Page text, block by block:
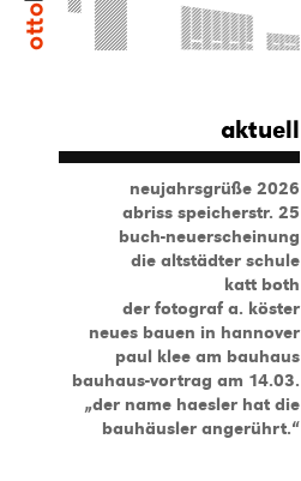
aktuell
neujahrsgrüße 2026
abriss speicherstr. 25
buch-neuerscheinung
die altstädter schule
katt both
der fotograf a. köster
neues bauen in hannover
paul klee am bauhaus
bauhaus-vortrag am 14.03.
„der name haesler hat die
bauhäusler angerührt.“